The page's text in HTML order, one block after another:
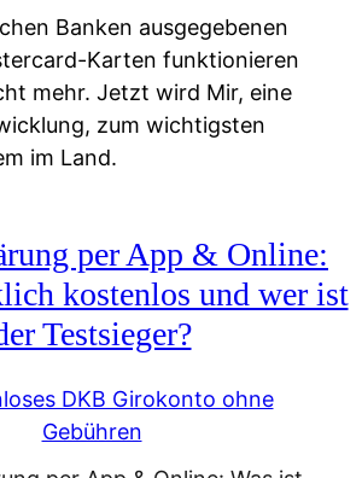
Banken ausgegebenen
Karten funktionieren
mehr. Jetzt wird Mir, eine
zum wichtigsten
im Land.
per App & Online:
kostenlos und wer ist
Testsieger?
DKB Girokonto ohne
Gebühren